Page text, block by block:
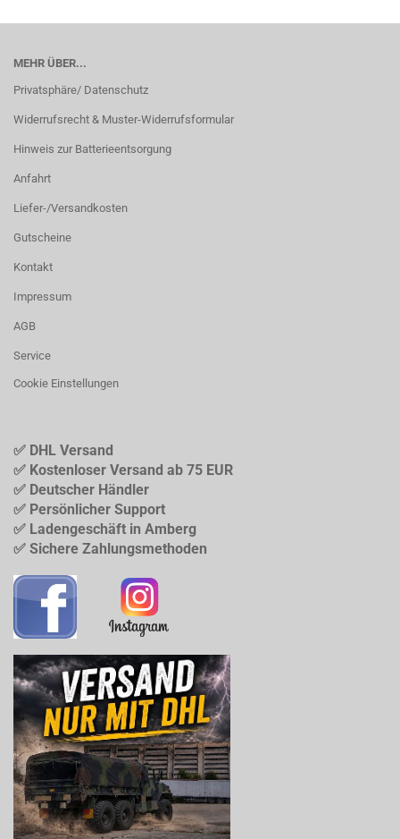
MEHR ÜBER...
Privatsphäre/ Datenschutz
Widerrufsrecht & Muster-Widerrufsformular
Hinweis zur Batterieentsorgung
Anfahrt
Liefer-/Versandkosten
Gutscheine
Kontakt
Impressum
AGB
Service
Cookie Einstellungen
✅ DHL Versand
✅ Kostenloser Versand ab 75 EUR
✅ Deutscher Händler
✅ Persönlicher Support
✅ Ladengeschäft in Amberg
✅ Sichere Zahlungsmethoden